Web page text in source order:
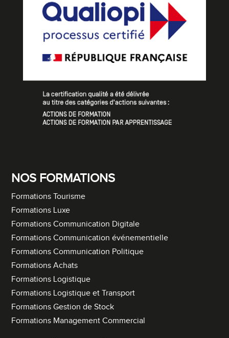
NOS FORMATIONS
Formations Tourisme
Formations Luxe
Formations Communication Digitale
Formations Communication événementielle
Formations Communication Politique
Formations Achats
Formations Logistique
Formations Logistique et Transport
Formations Gestion de Stock
Formations Management Commercial